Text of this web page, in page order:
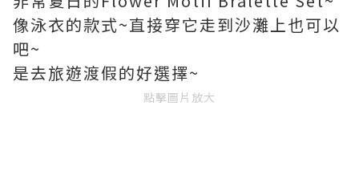
像泳衣的款式~直接穿它走到沙灘上也可以
吧~
是去旅遊渡假的好選擇~
點擊圖片放大